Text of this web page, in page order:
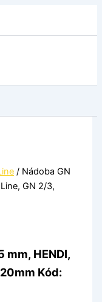
/ Nádoba GN
GN 2/3,
mm, HENDI,
Kód: